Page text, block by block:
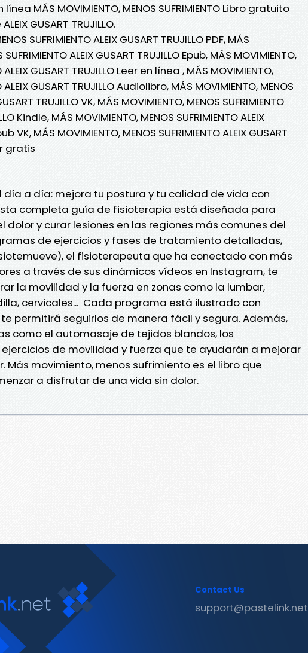
MÁS MOVIMIENTO, MENOS SUFRIMIENTO Libro gratuito
GUSART TRUJILLO.
SUFRIMIENTO ALEIX GUSART TRUJILLO PDF, MÁS
SUFRIMIENTO ALEIX GUSART TRUJILLO Epub, MÁS MOVIMIENTO,
ALEIX GUSART TRUJILLO Leer en línea , MÁS MOVIMIENTO,
ALEIX GUSART TRUJILLO Audiolibro, MÁS MOVIMIENTO, MENOS
TRUJILLO VK, MÁS MOVIMIENTO, MENOS SUFRIMIENTO
Kindle, MÁS MOVIMIENTO, MENOS SUFRIMIENTO ALEIX
VK, MÁS MOVIMIENTO, MENOS SUFRIMIENTO ALEIX GUSART
gratis
día a día: mejora tu postura y tu calidad de vida con
completa guía de fisioterapia está diseñada para
dolor y curar lesiones en las regiones más comunes del
de ejercicios y fases de tratamiento detalladas,
el fisioterapeuta que ha conectado con más
a través de sus dinámicos vídeos en Instagram, te
la movilidad y la fuerza en zonas como la lumbar,
cervicales... Cada programa está ilustrado con
permitirá seguirlos de manera fácil y segura. Además,
como el automasaje de tejidos blandos, los
de movilidad y fuerza que te ayudarán a mejorar
Más movimiento, menos sufrimiento es el libro que
a disfrutar de una vida sin dolor.
Contact Us
support@pastelink.net